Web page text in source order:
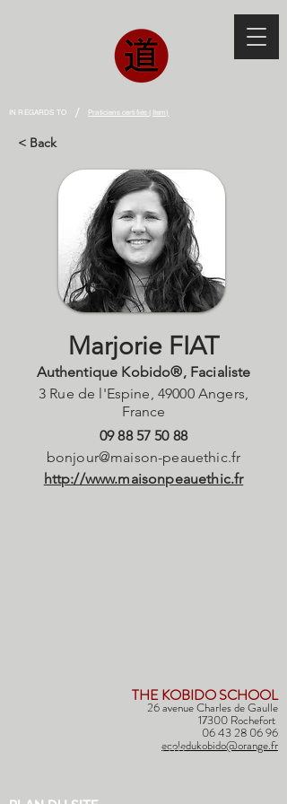
IN REGARDS TO / Praticiens certifiés (Item)
< Back
FIAT Marjorie
Marjorie FIAT
Authentique Kobido®, Facialiste
3 Rue de l'Espine, 49000 Angers,
France
09 88 57 50 88
bonjour@maison-peauethic.fr
http://www.maisonpeauethic.fr
THE KOBIDO SCHOOL
26 avenue Charles de Gaulle
17300 Rochefort
06 43 28 06 96
ecoledukobido@orange.fr
(+33) 06 43 28 06 96